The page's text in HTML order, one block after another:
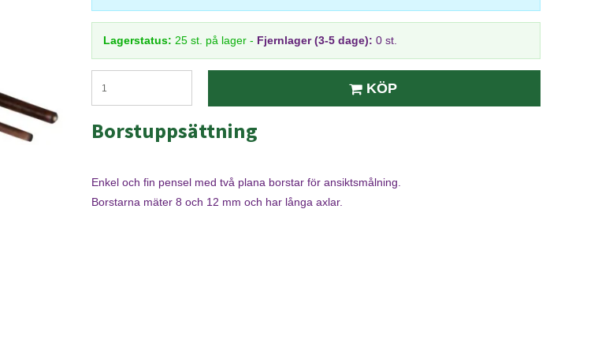
Lagerstatus: 25 st. på lager - Fjernlager (3-5 dage): 0 st.
KÖP
Borstuppsättning
Enkel och fin pensel med två plana borstar för ansiktsmålning.
Borstarna mäter 8 och 12 mm och har långa axlar.